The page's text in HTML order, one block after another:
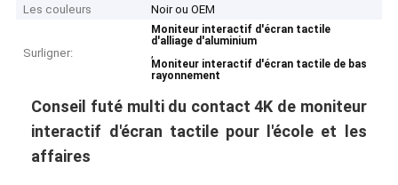
Les couleurs
Noir ou OEM
Surligner:
Moniteur interactif d'écran tactile
d'alliage d'aluminium
,
Moniteur interactif d'écran tactile de bas
rayonnement
Conseil futé multi du contact 4K de moniteur
interactif d'écran tactile pour l'école et les
affaires